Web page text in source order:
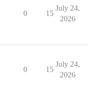
0 15
July 24,
2026
0 15
July 24,
2026